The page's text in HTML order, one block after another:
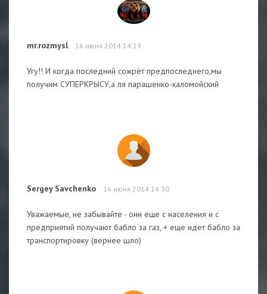
mr.rozmysl 16 июня 2014 14:19
Угу!! И когда последний сожрёт предпоследнего,мы
получим СУПЕРКРЫСУ,а ля парашенко-каломойский
Sergey Savchenko 16 июня 2014 14:30
Уважаемые, не забывайте - они еще с населения и с
предприятий получают бабло за газ, + еще идет бабло за
транспортировку (вернее шло)